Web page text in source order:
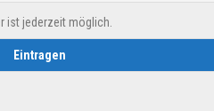
ist jederzeit möglich.